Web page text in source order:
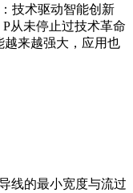
技术驱动智能创新
从未停止过技术革命
越来越强大，应用也
线的最小宽度与流过